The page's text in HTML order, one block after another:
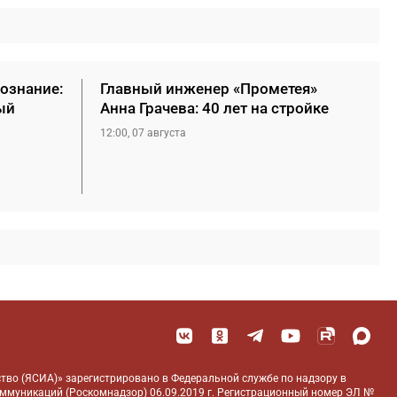
Главный инженер «Прометея»
Анна Грачева: 40 лет на стройке
12:00, 07 августа
(ЯСИА)» зарегистрировано в Федеральной службе по надзору в
(Роскомнадзор) 06.09.2019 г. Регистрационный номер ЭЛ №